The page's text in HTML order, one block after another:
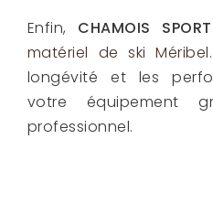
Enfin, CHAMOIS
matériel de ski Méribel
longévité et les
votre équipement
professionnel.